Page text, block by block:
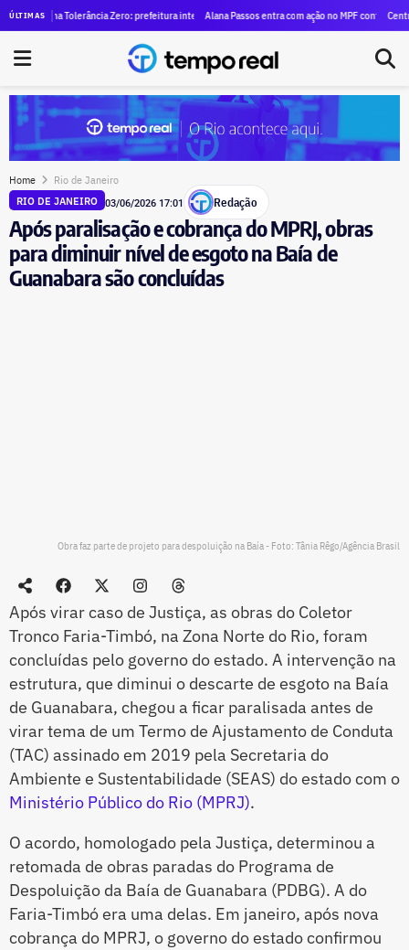
ÚLTIMAS
horas vira indicação legislativa a Ricardo Couto
Tolerância Zero: prefeitura interdita depósitos ilegais e fecha frigoríficos ligados ao crime no
Alana Passos entra com ação no MPF contra André
Central do
Home Rio de Janeiro
RIO DE JANEIRO 03/06/2026 17:01 Redação
Após paralisação e cobrança do MPRJ, obras
para diminuir nível de esgoto na Baía de
Guanabara são concluídas
Obra faz parte de projeto para despoluição na Baía - Foto: Tânia Rêgo/Agência Brasil
Após virar caso de Justiça, as obras do Coletor
Tronco Faria-Timbó, na Zona Norte do Rio, foram
concluídas pelo governo do estado. A intervenção na
estrutura, que diminui o descarte de esgoto na Baía
de Guanabara, chegou a ficar paralisada antes de
virar tema de um Termo de Ajustamento de Conduta
(TAC) assinado em 2019 pela Secretaria do
Ambiente e Sustentabilidade (SEAS) do estado com o
Ministério Público do Rio (MPRJ).
O acordo, homologado pela Justiça, determinou a
retomada de obras paradas do Programa de
Despoluição da Baía de Guanabara (PDBG). A do
Faria-Timbó era uma delas. Em janeiro, após nova
cobrança do MPRJ, o governo do estado confirmou